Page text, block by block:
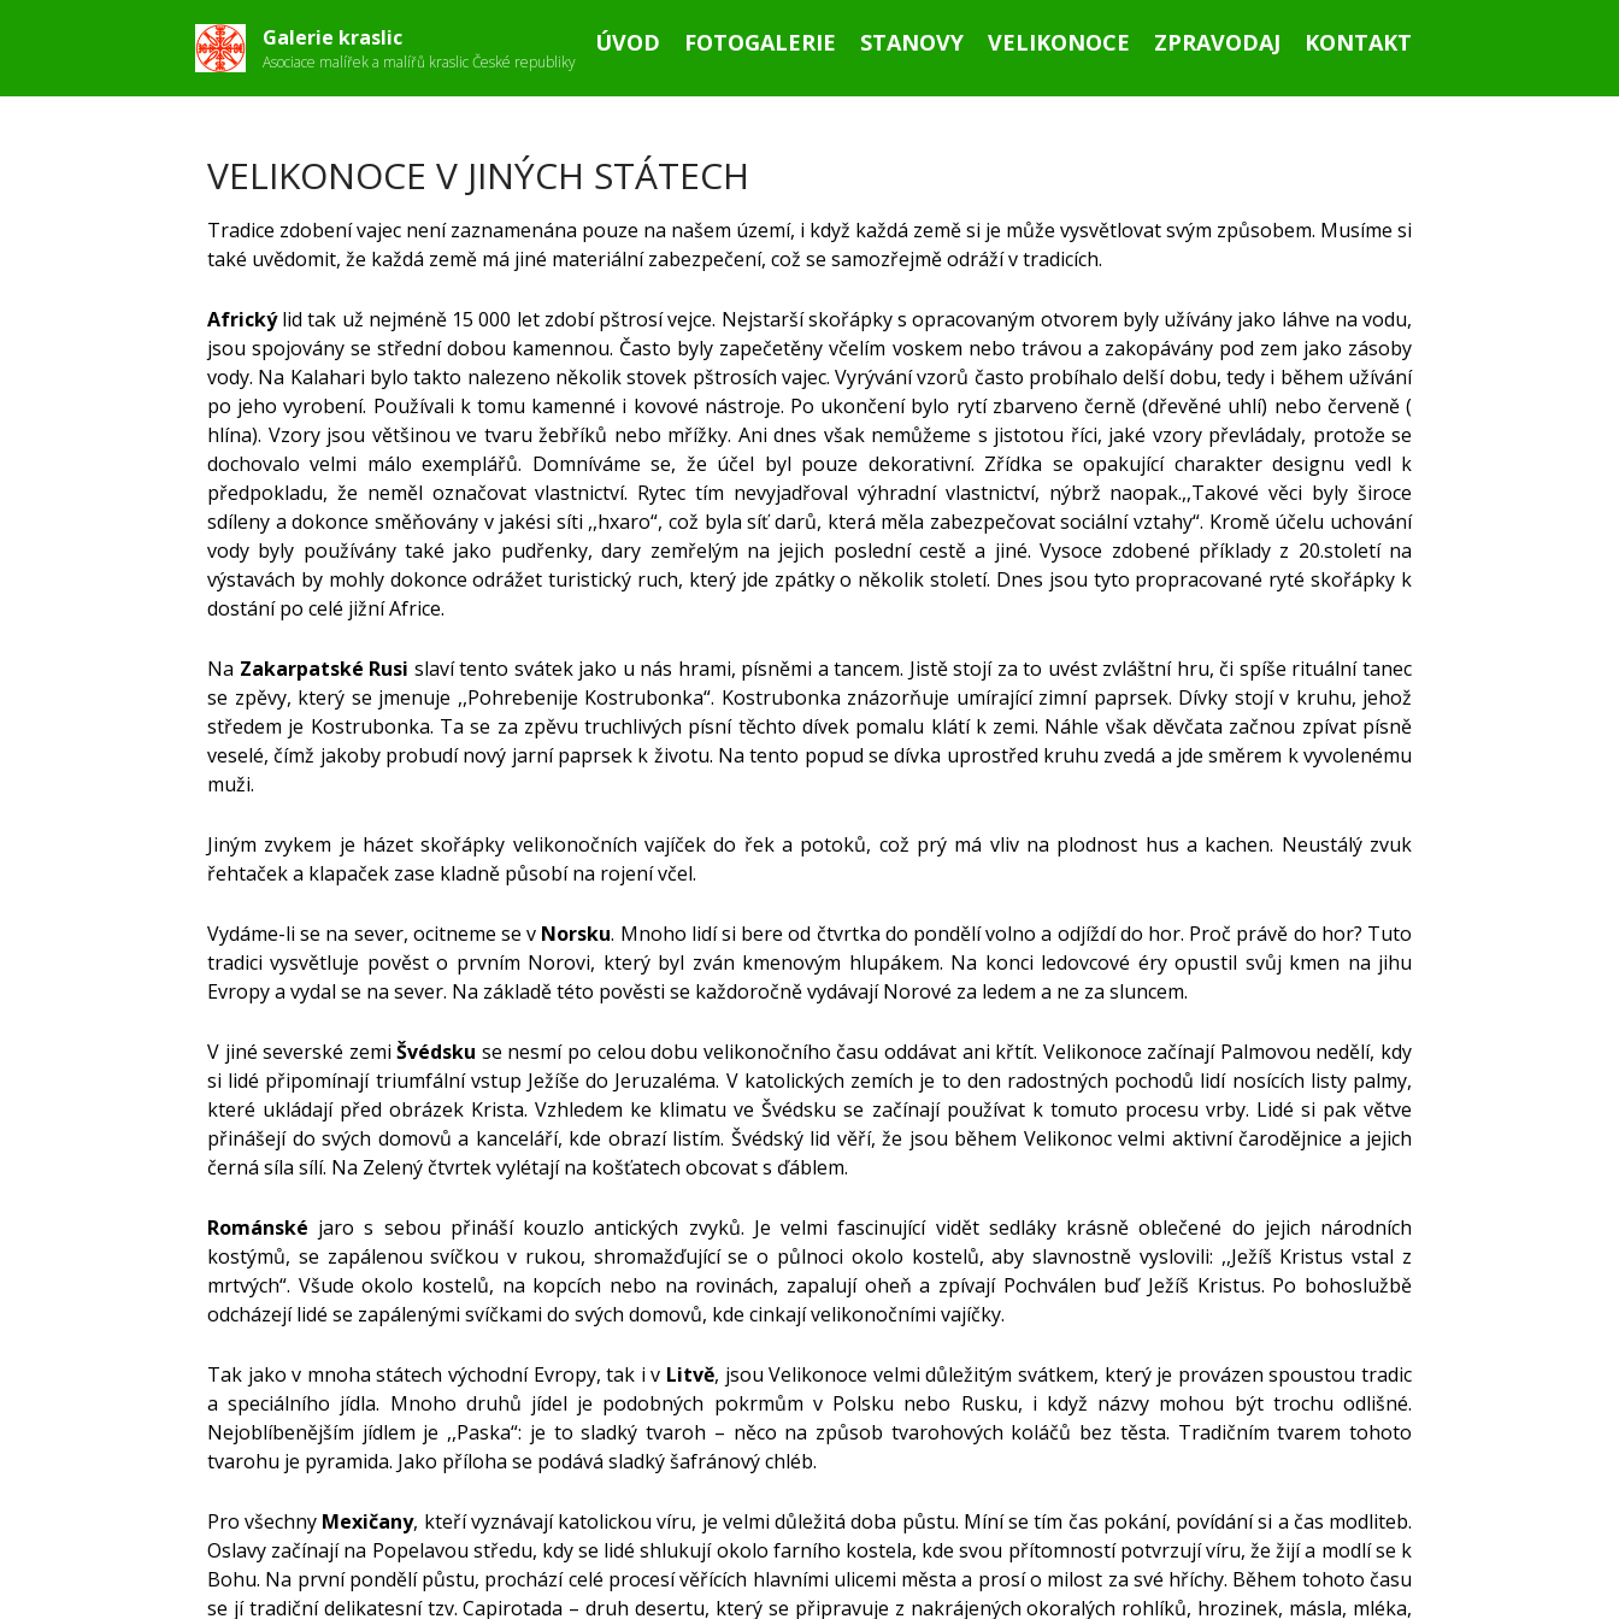
Září 2015
Nezařazené
Přihlásit se
Zdroj kanálů (příspěvky)
Kanál komentářů
Galerie kraslic
Asociace malířek a malířů kraslic České republiky
ÚVOD FOTOGALERIE STANOVY VELIKONOCE ZPRAVODAJ KONTAKT
VELIKONOCE V JINÝCH STÁTECH
Tradice zdobení vajec není zaznamenána pouze na našem území, i když každá země si je může vysvětlovat svým způsobem. Musíme si
také uvědomit, že každá země má jiné materiální zabezpečení, což se samozřejmě odráží v tradicích.
Africkýlid tak už nejméně 15 000 let zdobí pštrosí vejce. Nejstarší skořápky s opracovaným otvorem byly užívány jako láhve na vodu,
jsou spojovány se střední dobou kamennou. Často byly zapečetěny včelím voskem nebo trávou a zakopávány pod zem jako zásoby
vody. Na Kalahari bylo takto nalezeno několik stovek pštrosích vajec. Vyrývání vzorů často probíhalo delší dobu, tedy i během užívání
po jeho vyrobení. Používali k tomu kamenné i kovové nástroje. Po ukončení bylo rytí zbarveno černě (dřevěné uhlí) nebo červeně (
hlína). Vzory jsou většinou ve tvaru žebříků nebo mřížky. Ani dnes však nemůžeme s jistotou říci, jaké vzory převládaly, protože se
dochovalo velmi málo exemplářů. Domníváme se, že účel byl pouze dekorativní. Zřídka se opakující charakter designu vedl k
předpokladu, že neměl označovat vlastnictví. Rytec tím nevyjadřoval výhradní vlastnictví, nýbrž naopak.,,Takové věci byly široce
sdíleny a dokonce směňovány v jakési síti ,,hxaro“, což byla síť darů, která měla zabezpečovat sociální vztahy“. Kromě účelu uchování
vody byly používány také jako pudřenky, dary zemřelým na jejich poslední cestě a jiné. Vysoce zdobené příklady z 20.století na
výstavách by mohly dokonce odrážet turistický ruch, který jde zpátky o několik století. Dnes jsou tyto propracované ryté skořápky k
dostání po celé jižní Africe.
Na Zakarpatské Rusi slaví tento svátek jako u nás hrami, písněmi a tancem. Jistě stojí za to uvést zvláštní hru, či spíše rituální tanec
se zpěvy, který se jmenuje ,,Pohrebenije Kostrubonka“. Kostrubonka znázorňuje umírající zimní paprsek. Dívky stojí v kruhu, jehož
středem je Kostrubonka. Ta se za zpěvu truchlivých písní těchto dívek pomalu klátí k zemi. Náhle však děvčata začnou zpívat písně
veselé, čímž jakoby probudí nový jarní paprsek k životu. Na tento popud se dívka uprostřed kruhu zvedá a jde směrem k vyvolenému
muži.
Jiným zvykem je házet skořápky velikonočních vajíček do řek a potoků, což prý má vliv na plodnost hus a kachen. Neustálý zvuk
řehtaček a klapaček zase kladně působí na rojení včel.
Vydáme-li se na sever, ocitneme se v Norsku. Mnoho lidí si bere od čtvrtka do pondělí volno a odjíždí do hor. Proč právě do hor? Tuto
tradici vysvětluje pověst o prvním Norovi, který byl zván kmenovým hlupákem. Na konci ledovcové éry opustil svůj kmen na jihu
Evropy a vydal se na sever. Na základě této pověsti se každoročně vydávají Norové za ledem a ne za sluncem.
V jiné severské zemiŠvédsku se nesmí po celou dobu velikonočního času oddávat ani křtít. Velikonoce začínají Palmovou nedělí, kdy
si lidé připomínají triumfální vstup Ježíše do Jeruzaléma. V katolických zemích je to den radostných pochodů lidí nosících listy palmy,
které ukládají před obrázek Krista. Vzhledem ke klimatu ve Švédsku se začínají používat k tomuto procesu vrby. Lidé si pak větve
přinášejí do svých domovů a kanceláří, kde obrazí listím. Švédský lid věří, že jsou během Velikonoc velmi aktivní čarodějnice a jejich
černá síla sílí. Na Zelený čtvrtek vylétají na košťatech obcovat s ďáblem.
Románské jaro s sebou přináší kouzlo antických zvyků. Je velmi fascinující vidět sedláky krásně oblečené do jejich národních
kostýmů, se zapálenou svíčkou v rukou, shromažďující se o půlnoci okolo kostelů, aby slavnostně vyslovili: ,,Ježíš Kristus vstal z
mrtvých“. Všude okolo kostelů, na kopcích nebo na rovinách, zapalují oheň a zpívají Pochválen buď Ježíš Kristus. Po bohoslužbě
odcházejí lidé se zapálenými svíčkami do svých domovů, kde cinkají velikonočními vajíčky.
Tak jako v mnoha státech východní Evropy, tak i v Litvě, jsou Velikonoce velmi důležitým svátkem, který je provázen spoustou tradic
a speciálního jídla. Mnoho druhů jídel je podobných pokrmům v Polsku nebo Rusku, i když názvy mohou být trochu odlišné.
Nejoblíbenějším jídlem je ,,Paska“: je to sladký tvaroh – něco na způsob tvarohových koláčů bez těsta. Tradičním tvarem tohoto
tvarohu je pyramida. Jako příloha se podává sladký šafránový chléb.
Pro všechny Mexičany, kteří vyznávají katolickou víru, je velmi důležitá doba půstu. Míní se tím čas pokání, povídání si a čas modliteb.
Oslavy začínají na Popelavou středu, kdy se lidé shlukují okolo farního kostela, kde svou přítomností potvrzují víru, že žijí a modlí se k
Bohu. Na první pondělí půstu, prochází celé procesí věřících hlavními ulicemi města a prosí o milost za své hříchy. Během tohoto času
se jí tradiční delikatesní tzv. Capirotada – druh desertu, který se připravuje z nakrájených okoralých rohlíků, hrozinek, másla, mléka,